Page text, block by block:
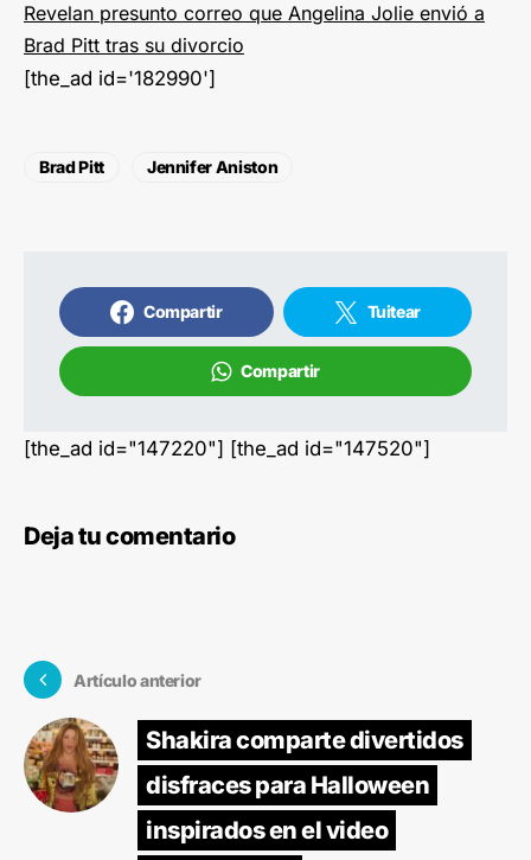
Revelan presunto correo que Angelina Jolie envió a
Brad Pitt tras su divorcio
[the_ad id='182990']
Brad Pitt Jennifer Aniston
Compartir Tuitear
Compartir
[the_ad id="147220"] [the_ad id="147520"]
Deja tu comentario
Artículo anterior
Shakira comparte divertidos
disfraces para Halloween
inspirados en el video